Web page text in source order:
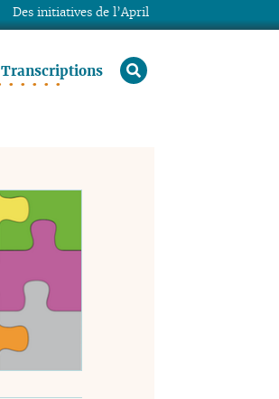
Transcriptions rechercher
Des initiatives de l’April